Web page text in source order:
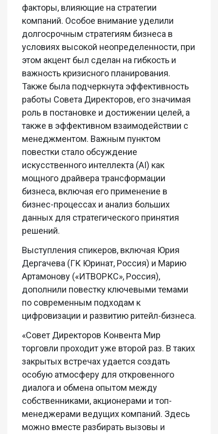
факторы, влияющие на стратегии
компаний. Особое внимание уделили
долгосрочным стратегиям бизнеса в
условиях высокой неопределенности, при
этом акцент был сделан на гибкость и
важность кризисного планирования.
Также была подчеркнута эффективность
работы Совета Директоров, его значимая
роль в постановке и достижении целей, а
также в эффективном взаимодействии с
менеджментом. Важным пунктом
повестки стало обсуждение
искусственного интеллекта (AI) как
мощного драйвера трансформации
бизнеса, включая его применение в
бизнес-процессах и анализ больших
данных для стратегического принятия
решений.
Выступления спикеров, включая Юрия
Дергачева (ГК Юринат, Россия) и Марию
Артамонову («ИТВОРКС», Россия),
дополнили повестку ключевыми темами
по современным подходам к
цифровизации и развитию ритейл-бизнеса.
«Совет Директоров Конвента Мир
торговли проходит уже второй раз. В таких
закрытых встречах удается создать
особую атмосферу для откровенного
диалога и обмена опытом между
собственниками, акционерами и топ-
менеджерами ведущих компаний. Здесь
можно вместе разбирать вызовы и